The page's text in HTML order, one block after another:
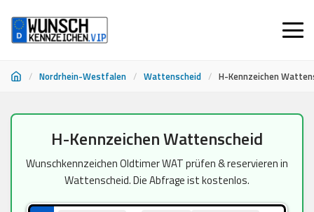
/ Nordrhein-Westfalen / Wattenscheid / H-Kennzeichen
springen
H-Kennzeichen Wattenscheid
Wunschkennzeichen Oldtimer WAT prüfen & reservieren in
Wattenscheid. Die Abfrage ist kostenlos.